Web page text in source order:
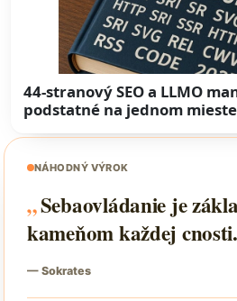
44-stranový SEO a LLMO
podstatné na jednom mieste